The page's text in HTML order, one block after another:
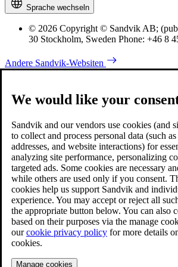
Sprache wechseln
© 2026 Copyright © Sandvik AB;
30 Stockholm, Sweden Phone: +46 8
Andere Sandvik-Websiten
We would like your
Sandvik and our vendors use cookies (and
to collect and process personal data (such
addresses, and website interactions) for
analyzing site performance, personalizing
targeted ads. Some cookies are necessary
while others are used only if you consent.
cookies help us support Sandvik and
experience. You may accept or reject all
the appropriate button below. You can also
based on their purposes via the manage
ourcookie privacy policy for more details
cookies.
Manage cookies